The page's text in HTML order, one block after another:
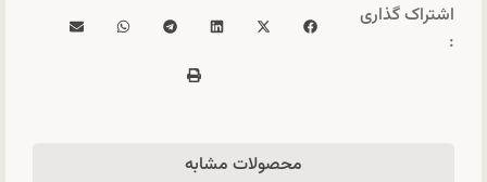
اشتراک گذاری
:
محصولات مشابه